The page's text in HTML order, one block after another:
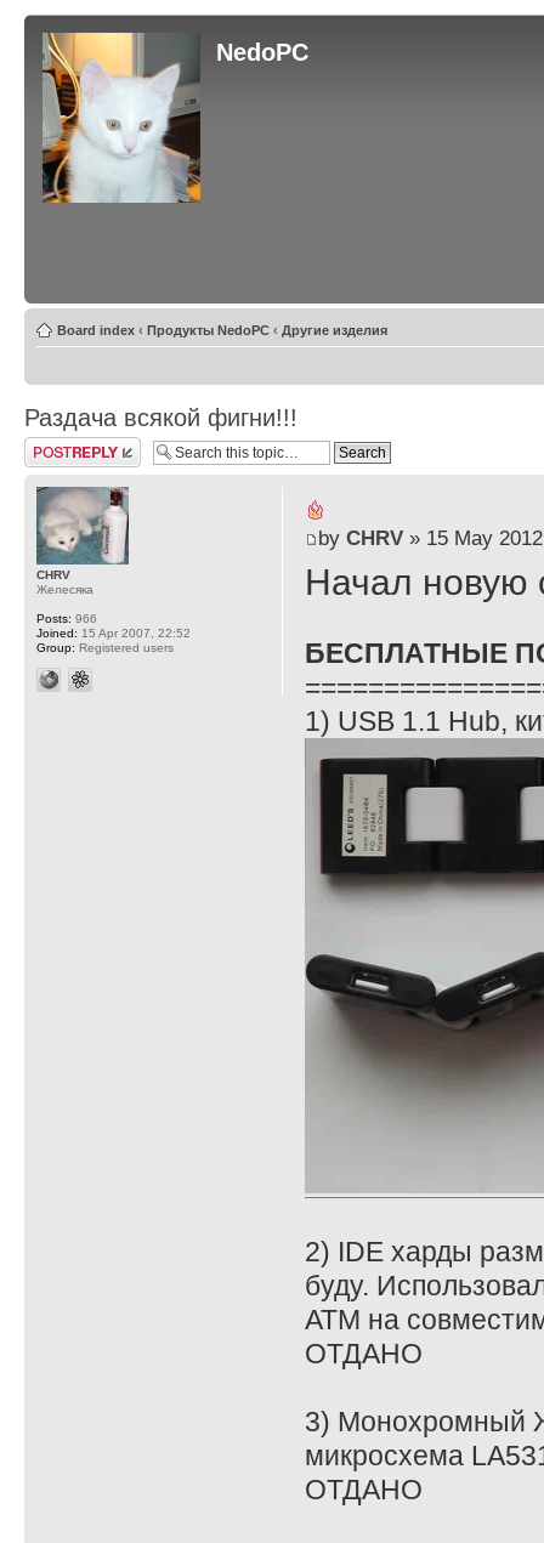
NedoPC
Board index ‹ Продукты NedoPC ‹ Другие изделия
Раздача всякой фигни!!!
Post a reply
by CHRV» 15 May
Начал новую
БЕСПЛАТНЫЕ
1) USB 1.1 Hub,
2) IDE харды
буду.
ATM на
ОТДАНО
3) Монохромный
микросхема
ОТДАНО
CHRV
Желесяка
Posts: 966
Joined: 15 Apr 2007, 22:52
Group: Registered users